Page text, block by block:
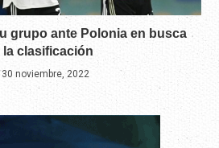
grupo ante Polonia en busca
la clasificación
30 noviembre, 2022